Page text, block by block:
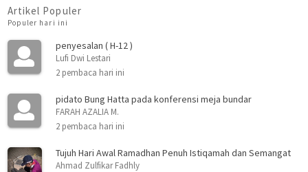
Artikel Populer
Populer hari ini
penyesalan ( H-12 )
Lufi Dwi Lestari
2 pembaca hari ini
pidato Bung Hatta pada konferensi meja bundar
FARAH AZALIA M.
2 pembaca hari ini
Tujuh Hari Awal Ramadhan Penuh Istiqamah dan Semangat
Ahmad Zulfikar Fadhly